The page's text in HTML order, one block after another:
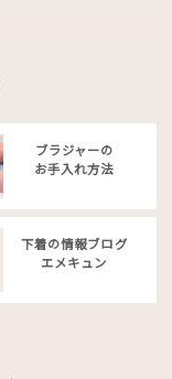
ブラジャーの
お手入れ方法
下着の情報ブログ
エメキュン